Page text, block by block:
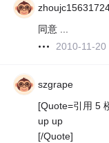
同意 ...
2010-11-20
szgrape
[Quote=引用 5
up up
[/Quote]